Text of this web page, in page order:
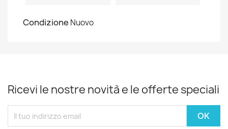
Condizione Nuovo
Ricevi le nostre novità e le offerte speciali